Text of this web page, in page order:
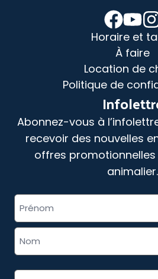
Horaire et
À faire
Location de
Politique de
Abonnez-vous à
recevoir des nouvelles
offres
animalier.
«
*